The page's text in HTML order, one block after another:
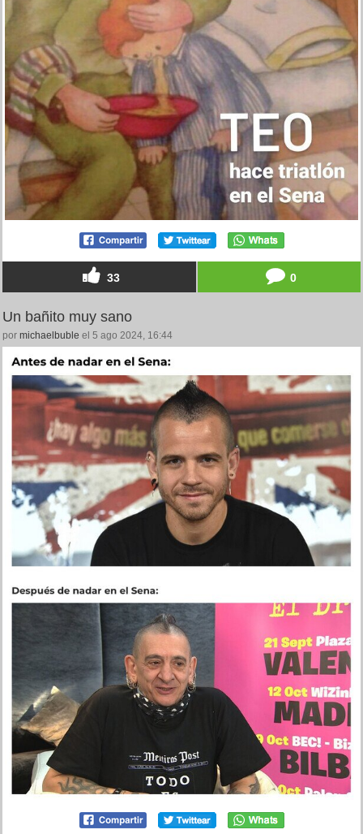
33 0
Un bañito muy sano
por michaelbuble el 5 ago 2024, 16:44